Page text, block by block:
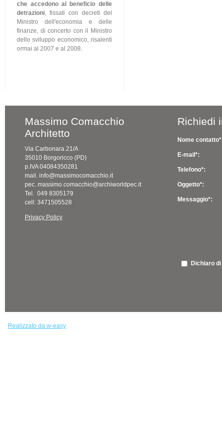
che accedono al beneficio delle
detrazioni, fissati con decreti del
Ministro dell'economia e delle
finanze, di concerto con il Ministro
dello sviluppo economico, risalenti
ormai al 2007 e al 2008.
Massimo Comacchio
Architetto
Via Carbonara 21/A
35010 Borgoricco (PD)
p.IVA 04084350281
mail. info@massimocomacchio.it
pec. massimo.comacchio@archiworldpec.it
Tel. 049 8305179
cell: 3471505528
Privacy Policy
Richiedi
Nome
E-mail*:
Telefono*:
Oggetto*:
Messaggio*:
Dichiaro
Realizzato da w-easy